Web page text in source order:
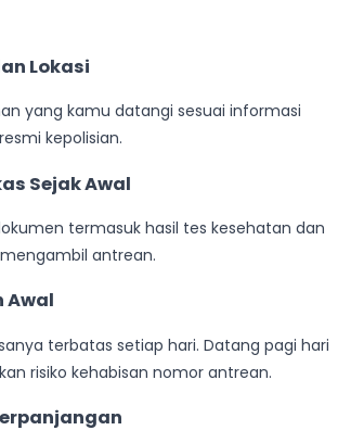
Lokasi
yang kamu datangi sesuai informasi
kepolisian.
Sejak Awal
termasuk hasil tes kesehatan dan
antrean.
Awal
terbatas setiap hari. Datang pagi hari
risiko kehabisan nomor antrean.